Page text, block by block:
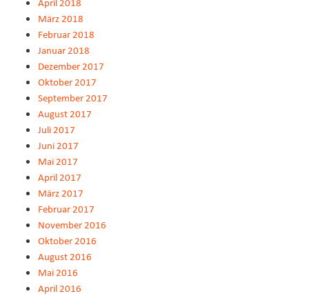
März 2018
Februar 2018
Januar 2018
Dezember 2017
Oktober 2017
September 2017
August 2017
Juli 2017
Juni 2017
Mai 2017
April 2017
März 2017
Februar 2017
November 2016
Oktober 2016
August 2016
Mai 2016
April 2016